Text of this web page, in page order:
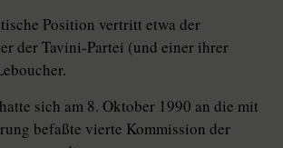
Position vertritt etwa der
der Tavini-Partei (und einer ihrer
sich am 8. Oktober 1990 an die mit
befaßte vierte Kommission der